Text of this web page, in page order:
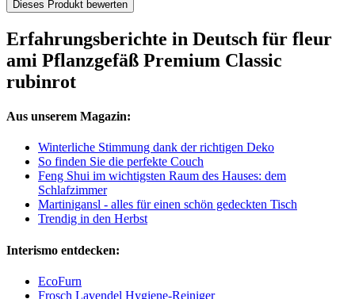
Dieses Produkt bewerten
Erfahrungsberichte in Deutsch für fleur
ami Pflanzgefäß Premium Classic
rubinrot
Aus unserem Magazin:
Winterliche Stimmung dank der richtigen Deko
So finden Sie die perfekte Couch
Feng Shui im wichtigsten Raum des Hauses: dem
Schlafzimmer
Martinigansl - alles für einen schön gedeckten Tisch
Trendig in den Herbst
Interismo entdecken:
EcoFurn
Frosch Lavendel Hygiene-Reiniger